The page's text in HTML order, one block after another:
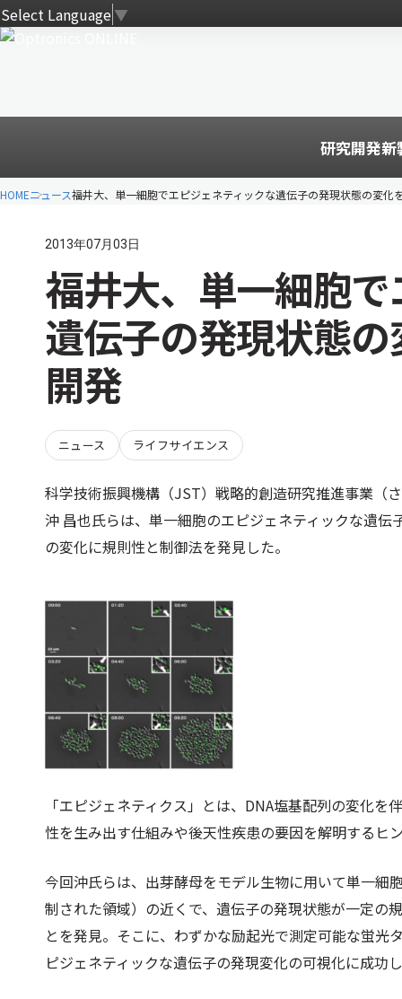
Select Language▼
研究開発新
HOMEニュース福井大、単一細胞でエピジェネティックな遺伝子の発現状態の変化
2013年07月03日
福井大、単一細胞
遺伝子の発現状態
開発
ニュース ライフサイエンス
科学技術振興機構（JST）戦略的創造研究推進事業（
沖 昌也氏らは、単一細胞のエピジェネティックな遺
の変化に規則性と制御法を発見した。
「エピジェネティクス」とは、DNA塩基配列の変化
性を生み出す仕組みや後天性疾患の要因を解明するヒ
今回沖氏らは、出芽酵母をモデル生物に用いて単一細
制された領域）の近くで、遺伝子の発現状態が一定の
とを発見。そこに、わずかな励起光で測定可能な蛍
ピジェネティックな遺伝子の発現変化の可視化に成功